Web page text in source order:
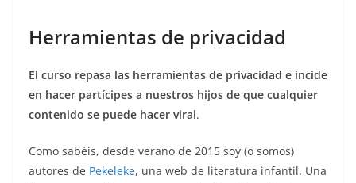
Herramientas de privacidad
El curso repasa las herramientas de privacidad e incide
en hacer partícipes a nuestros hijos de que cualquier
contenido se puede hacer viral.
Como sabéis, desde verano de 2015 soy (o somos)
autores de Pekeleke, una web de literatura infantil. Una